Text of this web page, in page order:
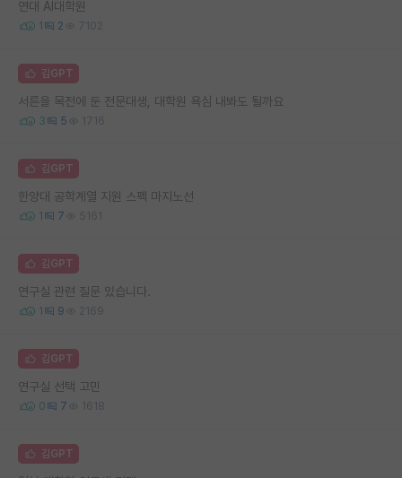
연대 AI대학원
1 2 7102
김GPT
서른을 목전에 둔 전문대생, 대학원 욕심 내봐도 될까요
3 5 1716
김GPT
한양대 공학계열 지원 스펙 마지노선
1 7 5161
김GPT
연구실 관련 질문 있습니다.
1 9 2169
김GPT
연구실 선택 고민
0 7 1618
김GPT